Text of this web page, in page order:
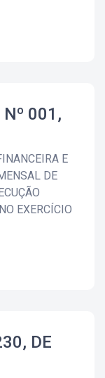
Nº 001,
E
DE
EXERCÍCIO
DE